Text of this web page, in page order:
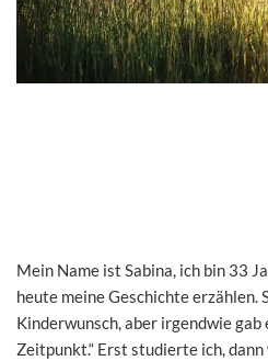
Mein Name ist Sabina, ich bin 33
heute meine Geschichte erzählen.
Kinderwunsch, aber irgendwie gab
Zeitpunkt.“ Erst studierte ich,